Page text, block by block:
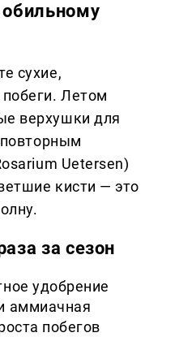
сухие,
Летом
верхушки для
Uetersen)
кисти — это
за сезон
удобрение
аммиачная
побегов